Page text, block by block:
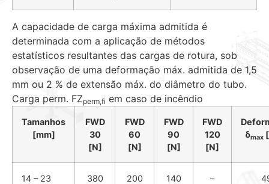
A capacidade de carga máxima admitida é
determinada com a aplicação de métodos
estatísticos resultantes das cargas de rotura, sob
observação de uma deformação máx. admitida de 1,5
mm ou 2 % de extensão máx. do diâmetro do tubo.
Carga perm. FZperm,fi em caso de incêndio
Tamanhos
[mm]
FWD
30
[N]
FWD
60
[N]
FWD
90
[N]
FWD
120
[N]
δmax
14 – 23 380 200 140 –